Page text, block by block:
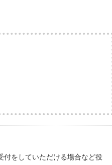
付をしていただける場合など役